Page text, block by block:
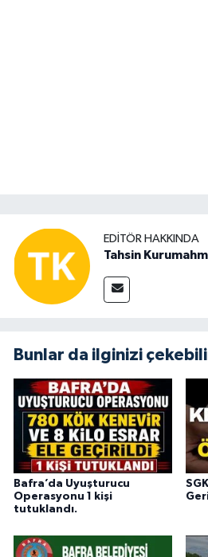
EDITÖR HAKKINDA
Tahsin
Bunlar da ilginizi
Bafra’da Uyuşturucu
Operasyonu 1 kişi
tutuklandı.